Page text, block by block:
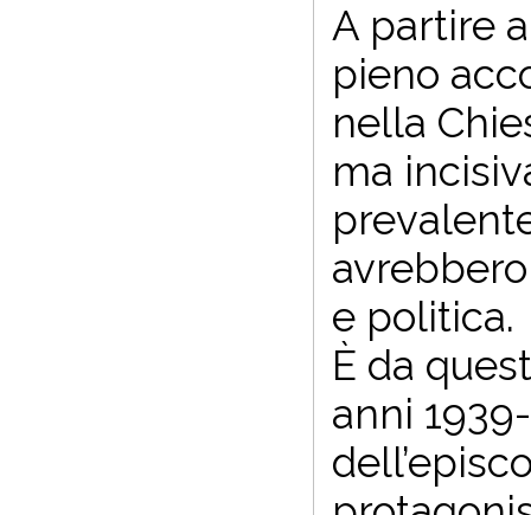
A partire
pieno
nella
ma
e politica.
È da
anni